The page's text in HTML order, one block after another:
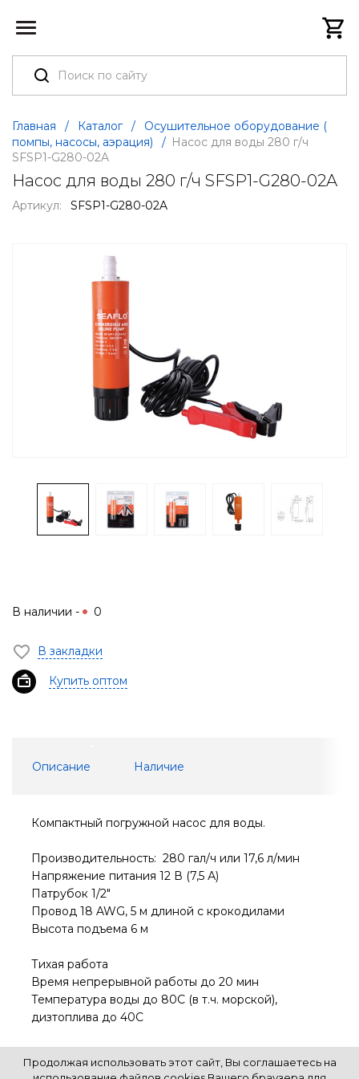
Главная / Каталог /
Осушительное оборудование (
помпы, насосы, аэрация)
/ Насос для воды 280 г/ч
SFSP1-G280-02A
Насос для воды 280 г/ч SFSP1-G280-02A
Артикул: SFSP1-G280-02A
В наличии - 0
В закладки
Купить оптом
Описание Наличие
Компактный погружной насос для воды.
Производительность: 280 гал/ч или 17,6 л/мин
Напряжение питания 12 В (7,5 А)
Патрубок 1/2"
Провод 18 AWG, 5 м длиной с крокодилами
Высота подъема 6 м
Тихая работа
Время непрерывной работы до 20 мин
Температура воды до 80С (в т.ч. морской),
дизтоплива до 40С
Продолжая использовать этот сайт, Вы соглашаетесь на